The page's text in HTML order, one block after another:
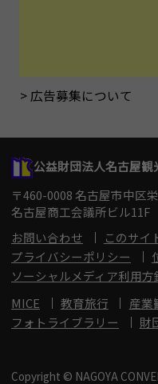
広告募集について
公益財団法人名古屋
〒460-0008 名古屋市中区
名古屋商工会議所ビル11F
お問い合わせ
このサイ
プライバシーポリシー
ソーシャルメディア利用方
MICE
教育旅行 産業
フォトライブラリー
財
Copyright © NAGOYA